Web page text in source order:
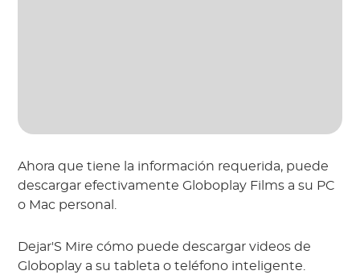
Ahora que tiene la información requerida, puede
descargar efectivamente Globoplay Films a su PC
o Mac personal.
Dejar'S Mire cómo puede descargar videos de
Globoplay a su tableta o teléfono inteligente.